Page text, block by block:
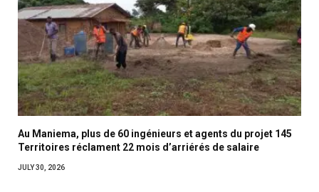
Au Maniema, plus de 60 ingénieurs et agents du projet 145
Territoires réclament 22 mois d’arriérés de salaire
JULY 30, 2026